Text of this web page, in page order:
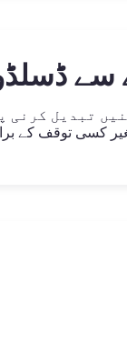
سے
تبدیل کرنی
کسی توقف کے